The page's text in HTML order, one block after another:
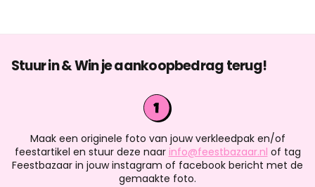
Stuur in & Win je aankoopbedrag terug!
Maak een originele foto van jouw verkleedpak en/of
feestartikel en stuur deze naar info@feestbazaar.nl of tag
Feestbazaar in jouw instagram of facebook bericht met de
gemaakte foto.